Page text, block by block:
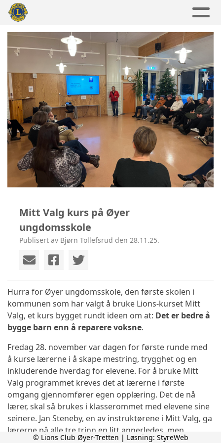
Mitt Valg kurs på Øyer
ungdomsskole
Publisert av Bjørn Tollefsrud den 28.11.25.
Hurra for Øyer ungdomsskole, den første skolen i
kommunen som har valgt å bruke Lions-kurset Mitt
Valg, et kurs bygget rundt ideen om at: Det er bedre å
bygge barn enn å reparere voksne.
Fredag 28. november var dagen for første runde med
å kurse lærerne i å skape mestring, trygghet og en
inkluderende hverdag for elevene. For å bruke Mitt
Valg programmet kreves det at lærerne i første
omgang gjennomfører egen opplæring. Det de nå
lærer, skal så brukes i klasserommet med elevene sine
seinere. Jan Steneby, en av instruktørene i Mitt Valg, ga
lærerne på alle tre trinn en litt annerledes, men
© Lions Club Øyer-Tretten | Løsning: StyreWeb